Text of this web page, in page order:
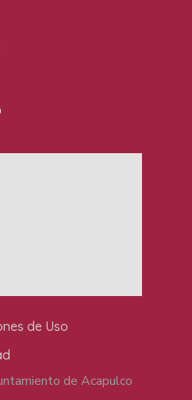
de Uso
de Acapulco